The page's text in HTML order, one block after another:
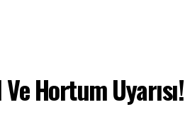
Hortum Uyarısı!